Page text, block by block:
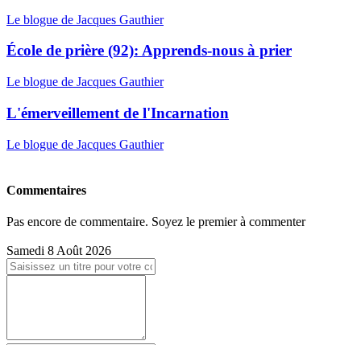
Le blogue de Jacques Gauthier
École de prière (92): Apprends-nous à prier
Le blogue de Jacques Gauthier
L'émerveillement de l'Incarnation
Le blogue de Jacques Gauthier
Commentaires
Pas encore de commentaire. Soyez le premier à commenter
Samedi 8 Août 2026